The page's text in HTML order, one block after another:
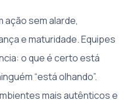
ação sem alarde,
e maturidade. Equipes
o que é certo está
“está olhando”.
mais autênticos e